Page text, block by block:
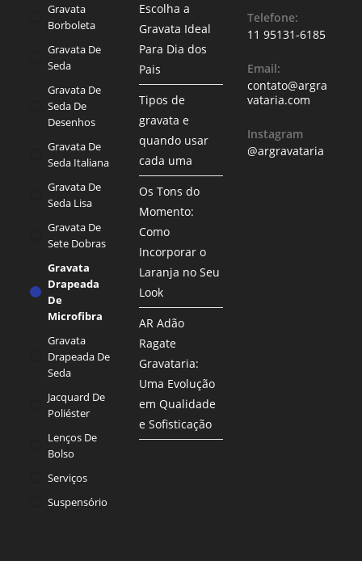
Gravata
Borboleta
Gravata De
Seda
Gravata De
Seda De
Desenhos
Gravata De
Seda Italiana
Gravata De
Seda Lisa
Gravata De
Sete Dobras
Gravata
Drapeada
De
Microfibra
Gravata
Drapeada De
Seda
Jacquard De
Poliéster
Lenços De
Bolso
Serviços
Suspensório
Escolha a
Gravata Ideal
Para Dia dos
Pais
Tipos de
gravata e
quando usar
cada uma
Os Tons do
Momento:
Como
Incorporar o
Laranja no Seu
Look
AR Adão
Ragate
Gravataria:
Uma Evolução
em Qualidade
e Sofisticação
Telefone:
11 95131-6185
Email:
contato@argra
vataria.com
Instagram
@argravataria